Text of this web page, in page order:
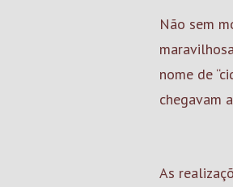
Não sem
nome de
chegavam
As